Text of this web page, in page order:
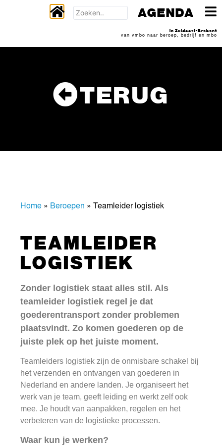
TERUG
Home » Beroepen »Teamleider logistiek
TEAMLEIDER
LOGISTIEK
Zonder logistiek staat alles stil. Als
teamleider logistiek regel je dat
goederentransport zonder problemen
plaatsvindt. Zo komen goederen op de
juiste plek op het juiste moment.
Teamleiders logistiek zijn de onmisbare schakel bij
het verzenden en ontvangen van goederen in
Nederland en andere landen. Je organiseert het
werk van je team, geeft leiding en werkt zelf ook
mee. Je houdt van aanpakken, regelen en het
verbeteren van de logistieke processen.
Waar kun je werken?
AGENDA
In Zuidoost-Brabant
van vmbo naar beroep, bedrijf en mbo